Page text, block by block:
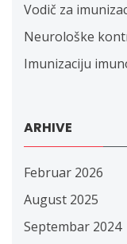
Vodič za
Neurološke
Imunizaciju
ARHIVE
Februar 2026
August 2025
Septembar 2024